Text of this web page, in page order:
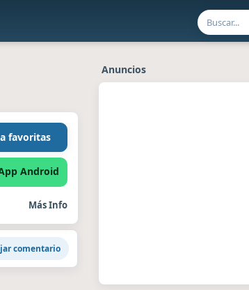
favoritas
Android
Más Info
comentario
Anuncios